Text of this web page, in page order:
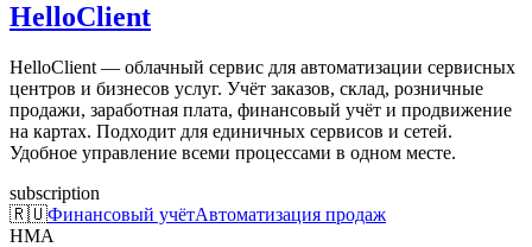
HelloClient
HelloClient — облачный сервис для автоматизации сервисных
центров и бизнесов услуг. Учёт заказов, склад, розничные
продажи, заработная плата, финансовый учёт и продвижение
на картах. Подходит для единичных сервисов и сетей.
Удобное управление всеми процессами в одном месте.
subscription
🇷🇺Финансовый учётАвтоматизация продаж
HMA